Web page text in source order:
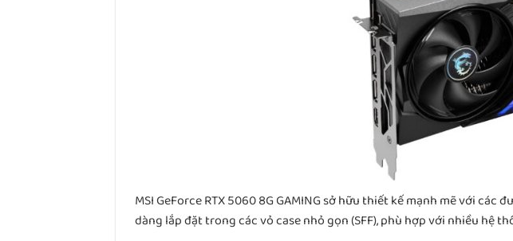
MSI GeForce RTX 5060 8G GAMING sở hữu thiết kế mạnh mẽ với
dàng lắp đặt trong các vỏ case nhỏ gọn (SFF), phù hợp với nhiều hệ